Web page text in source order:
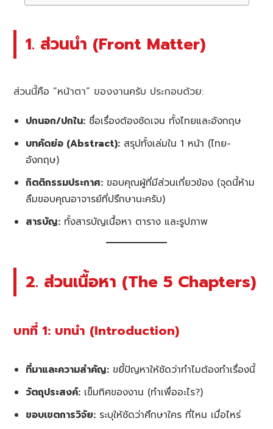
1. ส่วนนำ (Front Matter)
ส่วนนี้คือ “หน้าตา” ของงานครับ ประกอบด้วย:
ปกนอก/ปกใน: ชื่อเรื่องต้องชัดเจน ทั้งไทยและอังกฤษ
บทคัดย่อ (Abstract): สรุปทั้งเล่มใน 1 หน้า (ไทย-
อังกฤษ)
กิตติกรรมประกาศ: ขอบคุณผู้ที่มีส่วนเกี่ยวข้อง (จุดนี้ห้าม
ลืมขอบคุณอาจารย์ที่ปรึกษานะครับ)
สารบัญ: ทั้งสารบัญเนื้อหา ตาราง และรูปภาพ
2. ส่วนเนื้อหา (The 5 Chapters)
บทที่ 1: บทนำ (Introduction)
ที่มาและความสำคัญ: ขยี้ปัญหาให้ชัดว่าทำไมต้องทำเรื่องนี้
วัตถุประสงค์: เข็มทิศของงาน (ทำเพื่ออะไร?)
ขอบเขตการวิจัย: ระบุให้ชัดว่าศึกษาใคร ที่ไหน เมื่อไหร่